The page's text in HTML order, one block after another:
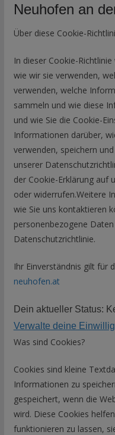
Neuhofen an
Über diese Cookie-
In dieser Cookie-
wie wir sie verwenden,
verwenden, welche
sammeln und wie diese
und wie Sie die Cookie-
Informationen darüber,
verwenden, speichern
unserer
der Cookie-Erklärung auf
oder widerrufen.Weitere
wie Sie uns kontaktieren
personenbezogene
Datenschutzrichtlinie.
Ihr Einverständnis gilt für
neuhofen.at
Dein aktueller Status:
Verwalte deine
Was sind Cookies?
Cookies sind kleine
Informationen zu
gespeichert, wenn die
wird. Diese Cookies
funktionieren zu lassen,